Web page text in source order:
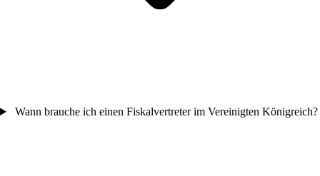
Wann brauche ich einen Fiskalvertreter im Vereinigten Königreich?